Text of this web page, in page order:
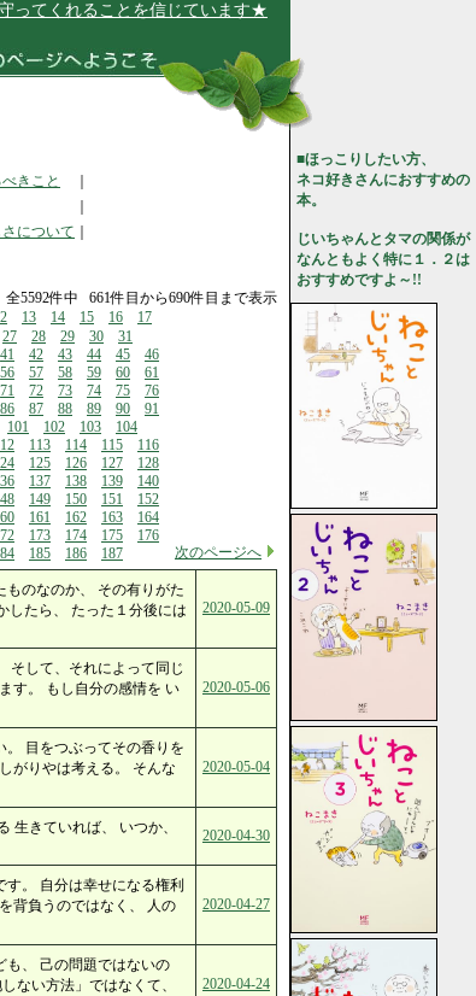
れることを信じています★
きこと
について
全5592件中 661件目から690件目まで表示
13 14 15 16
17
27 28 29 30
31
41 42 43 44 45
46
56 57 58 59 60
61
71 72 73 74 75
76
86 87 88 89 90
91
101 102 103
104
113 114 115
116
125 126 127
128
137 138 139
140
149 150 151
152
161 162 163
164
173 174 175
176
185 186 187 次のページへ
ものなのか、 その有りがた
したら、 たった１分後には
2020-05-09
そして、それによって同じ
す。 もし自分の感情を い
2020-05-06
目をつぶってその香りを
がりやは考える。 そんな
2020-05-04
生きていれば、 いつか、
2020-04-30
。 自分は幸せになる権利
背負うのではなく、 人の
2020-04-27
も、 己の問題ではないの
ない方法」ではなくて、
2020-04-24
■ほっこりしたい方、
ネコ好きさんにおすすめの
本。
じいちゃんとタマの関係が
なんともよく特に１．２は
おすすめですよ～!!